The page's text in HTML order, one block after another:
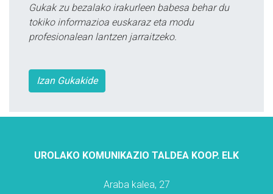
Gukak zu bezalako irakurleen babesa behar du
tokiko informazioa euskaraz eta modu
profesionalean lantzen jarraitzeko.
Izan Gukakide
UROLAKO KOMUNIKAZIO TALDEA KOOP. ELK
Araba kalea, 27